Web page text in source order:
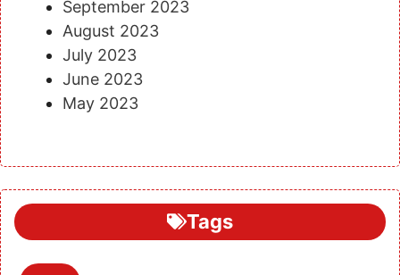
September 2023
August 2023
July 2023
June 2023
May 2023
Tags